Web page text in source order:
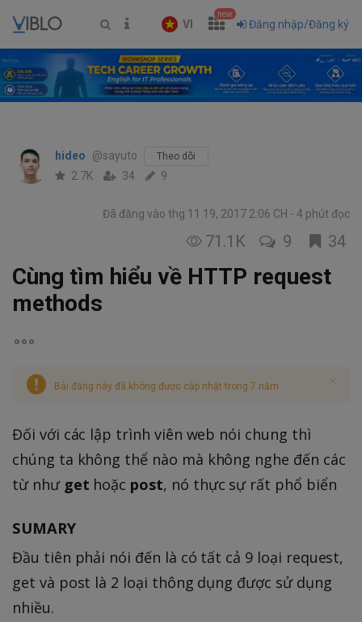
VI
new
Đăng nhập/Đăng ký
hideo @sayuto Theo dõi
2.7K 34 9
Đã đăng vào thg 11 19, 2017 2:06 CH 4 phút đọc
71.1K 9 34
Cùng tìm hiểu về HTTP request
methods
Bài đăng này đã không được cập nhật trong 7 năm
Đối với các lập trình viên web nói chung thì
chúng ta không thể nào mà không nghe đến các
từ như get hoặc post, nó thực sự rất phổ biển
SUMARY
Đầu tiên phải nói đến là có tất cả 9 loại request,
get và post là 2 loại thông dụng được sử dụng
nhiều.